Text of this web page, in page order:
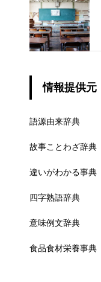
情報提供元
語源由来辞典
故事ことわざ辞典
違いがわかる事典
四字熟語辞典
意味例文辞典
食品食材栄養事典